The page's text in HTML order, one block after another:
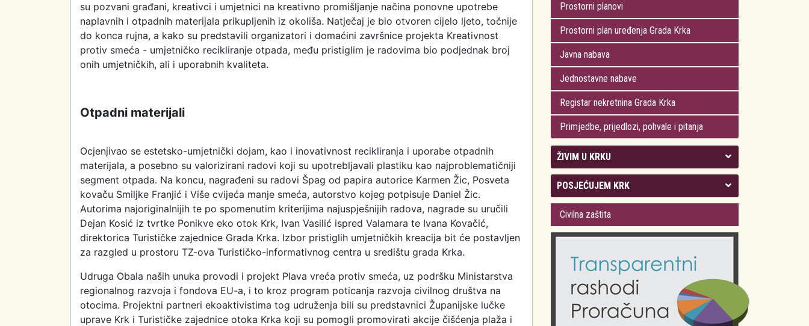
su pozvani građani, kreativci i umjetnici na kreativno promišljanje načina ponovne upotrebe
naplavnih i otpadnih materijala prikupljenih iz okoliša. Natječaj je bio otvoren cijelo ljeto, točnije
do konca rujna, a kako su predstavili organizatori i domaćini završnice projekta Kreativnost
protiv smeća - umjetničko recikliranje otpada, među pristiglim je radovima bio podjednak broj
onih umjetničkih, ali i uporabnih kvaliteta.
Otpadni materijali
Ocjenjivao se estetsko-umjetnički dojam, kao i inovativnost recikliranja i uporabe otpadnih
materijala, a posebno su valorizirani radovi koji su upotrebljavali plastiku kao najproblematičniji
segment otpada. Na koncu, nagrađeni su radovi Špag od papira autorice Karmen Žic, Posveta
kovaču Smiljke Franjić i Više cvijeća manje smeća, autorstvo kojeg potpisuje Daniel Žic.
Autorima najoriginalnijih te po spomenutim kriterijima najuspješnijih radova, nagrade su uručili
Dejan Kosić iz tvrtke Ponikve eko otok Krk, Ivan Vasilić ispred Valamara te Ivana Kovačić,
direktorica Turističke zajednice Grada Krka. Izbor pristiglih umjetničkih kreacija bit će postavljen
za razgled u prostoru TZ-ova Turističko-informativnog centra u središtu grada Krka.
Udruga Obala naših unuka provodi i projekt Plava vreća protiv smeća, uz podršku Ministarstva
regionalnog razvoja i fondova EU-a, i to kroz program poticanja razvoja civilnog društva na
otocima. Projektni partneri ekoaktivistima tog udruženja bili su predstavnici Županijske lučke
uprave Krk i Turističke zajednice otoka Krka koji su pomogli promovirati akcije čišćenja plaža i
Prostorni planovi
Prostorni plan uređenja Grada Krka
Javna nabava
Jednostavne nabave
Registar nekretnina Grada Krka
Primjedbe, prijedlozi, pohvale i pitanja
ŽIVIM U KRKU
Kolegij gradonačelnika
Gradsko vijeće
Odluke Grada Krka (Službene novine PGŽ)
Obrazovanje
POSJEĆUJEM KRK
Plan Grada Krka
Krk 360° VR panorama
Krk uživo
Fotogalerije
Kalendar događanja
Civilna zaštita